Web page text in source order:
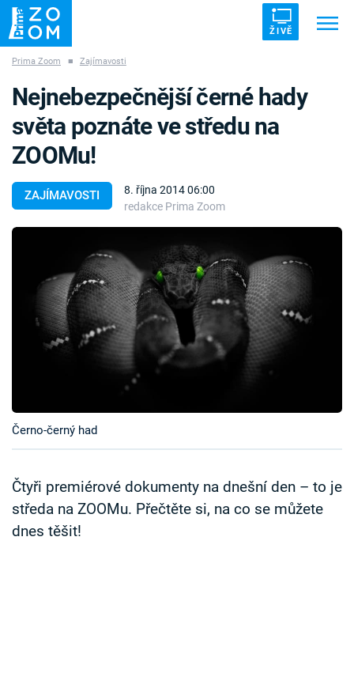
ŽIVĚ
ZÁHADY VETŘELCI DÁVNOVĚKU
Témata
Pořady
TV Program
Sledujte prima+
Sledujte nás
Prima Zoom ■ Zajímavosti
ZAJÍMAVOSTI
8. října 2014 06:00
redakce Prima Zoom
Nejnebezpečnější černé hady
světa poznáte ve středu na
ZOOMu!
Černo-černý had
Čtyři premiérové dokumenty na dnešní den – to je
středa na ZOOMu. Přečtěte si, na co se můžete
dnes těšit!